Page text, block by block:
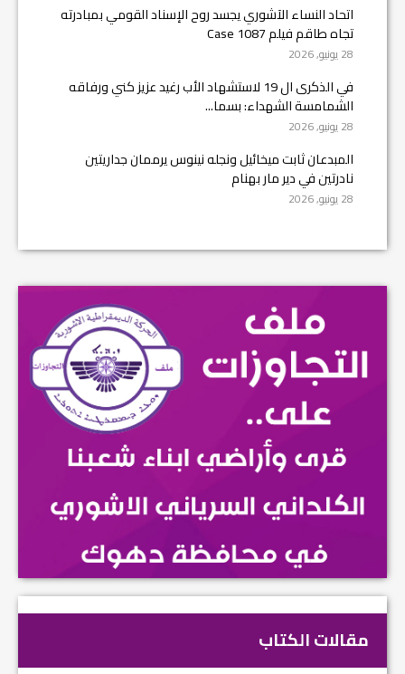
اتحاد النساء الآشوري يجسد روح الإسناد القومي بمبادرته
تجاه طاقم فيلم Case 1087
28 يونيو, 2026
في الذكرى ال 19 لاستشهاد الأب رغيد عزيز كني ورفاقه
الشمامسة الشهداء: بسما...
28 يونيو, 2026
المبدعان ثابت ميخائيل ونجله نينوس يرممان جداريتين
نادرتين في دير مار بهنام
28 يونيو, 2026
مقالات الكتاب